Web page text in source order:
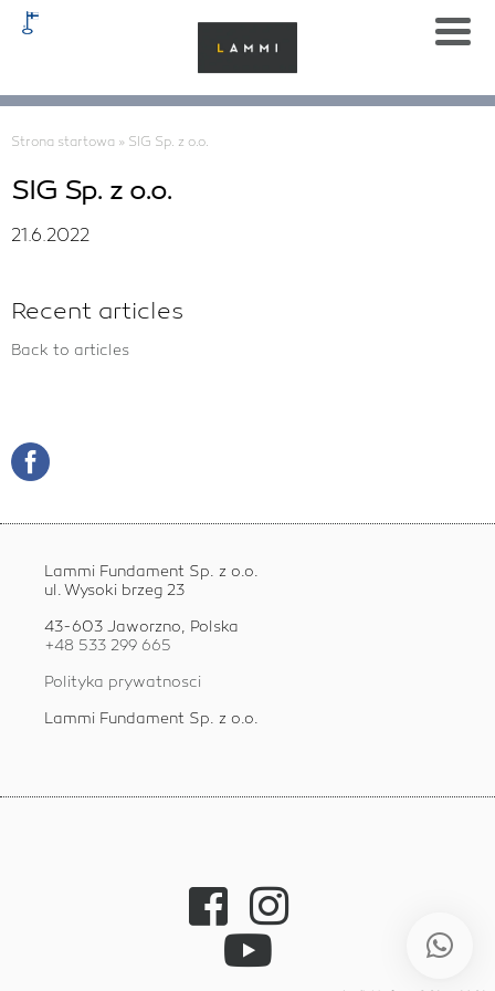
Strona startowa » SIG Sp. z o.o.
SIG Sp. z o.o.
21.6.2022
Recent articles
Back to articles
Lammi Fundament Sp. z o.o.
ul. Wysoki brzeg 23
43-603 Jaworzno, Polska
+48 533 299 665
Polityka prywatnosci
Lammi Fundament Sp. z o.o.